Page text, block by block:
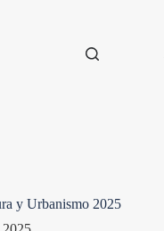
y Urbanismo 2025